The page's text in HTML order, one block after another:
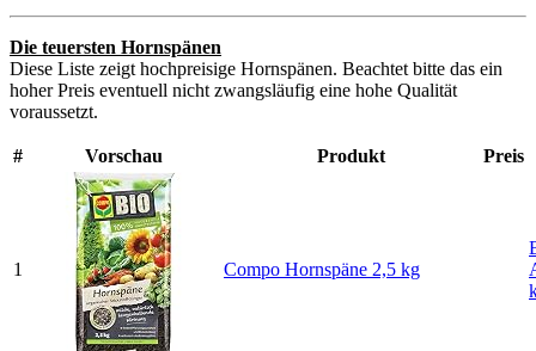
Die teuersten Hornspänen
Diese Liste zeigt hochpreisige Hornspänen. Beachtet bitte das ein
hoher Preis eventuell nicht zwangsläufig eine hohe Qualität
voraussetzt.
# Vorschau Produkt Preis
1 Compo Hornspäne 2,5 kg